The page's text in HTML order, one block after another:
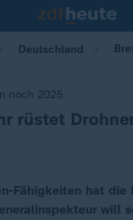
Deutschland
noch 2025
rüstet
Fähigkeiten hat die
will